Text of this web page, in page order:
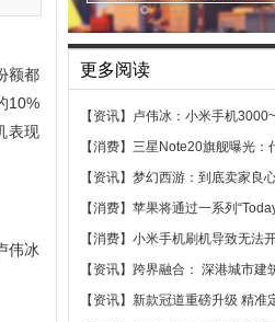
额都
10%
表现
伟冰
更多阅读
【资讯】 卢伟冰：小米手机
【消费】 三星Note20旗舰曝光：
【资讯】 梦幻西游：到底卖家良
【消费】 苹果将通过一系列
【消费】 小米手机刷机导致无法
【资讯】 跨界融合： 深港城市建
【资讯】 新款冠道重磅升级 精准